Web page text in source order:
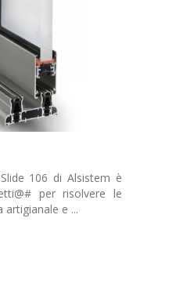
106 di Alsistem è
per risolvere le
artigianale e ...